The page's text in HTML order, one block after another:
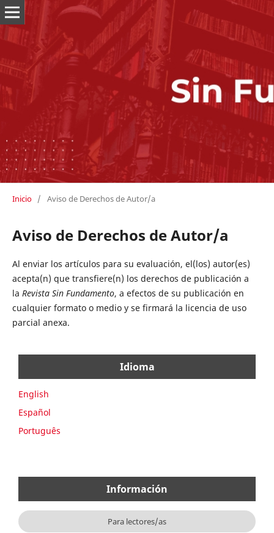
Inicio / Aviso de Derechos de Autor/a
Aviso de Derechos de Autor/a
Al enviar los artículos para su evaluación, el(los) autor(es)
acepta(n) que transfiere(n) los derechos de publicación a
la Revista Sin Fundamento, a efectos de su publicación en
cualquier formato o medio y se firmará la licencia de uso
parcial anexa.
Idioma
English
Español
Português
Información
Para lectores/as